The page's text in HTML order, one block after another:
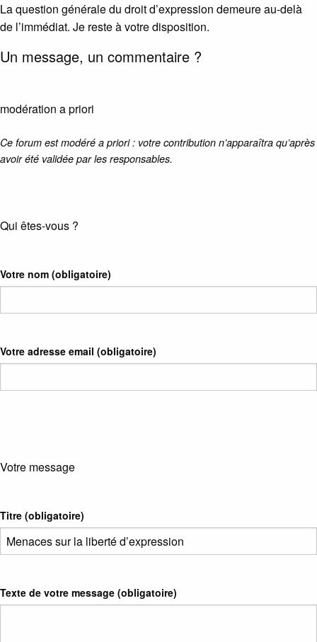
La question générale du droit d’expression demeure au-delà
de l’immédiat. Je reste à votre disposition.
Un message, un commentaire ?
modération a priori
Ce forum est modéré a priori : votre contribution n’apparaîtra qu’après
avoir été validée par les responsables.
Qui êtes-vous ?
Votre nom (obligatoire)
Votre adresse email (obligatoire)
Votre message
Titre (obligatoire)
Texte de votre message (obligatoire)